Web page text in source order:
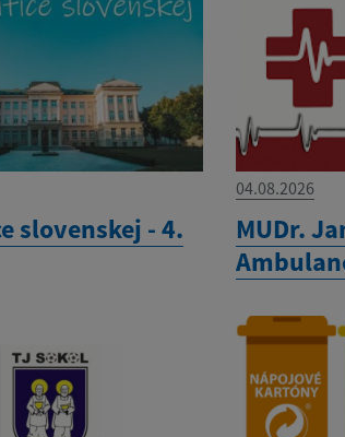
slovenskej - 4.
04.08.2026
MUDr.